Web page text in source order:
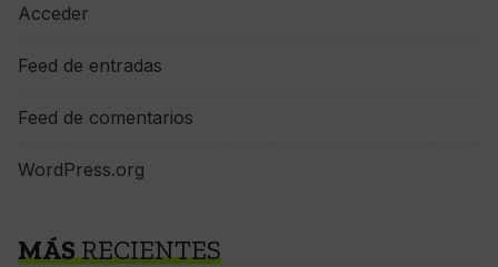
Acceder
Feed de entradas
Feed de comentarios
WordPress.org
MÁSRECIENTES